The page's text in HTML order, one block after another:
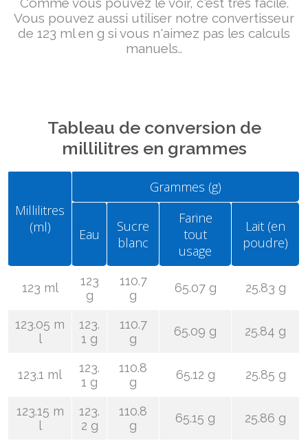
Vous pouvez aussi utiliser notre convertisseur
de 123 ml en g si vous n'aimez pas les calculs
manuels..
Tableau de conversion de
millilitres en grammes
Millilitres
(ml)
Grammes (g)
Eau
Sucre
blanc
Farine
tout
usage
Lait (en
poudre)
123 ml
123
g
110.7
g
65.07 g 25.83 g
123.05 m
l
123.
1 g
110.7
g
65.09 g 25.84 g
123.1 ml
123.
1 g
110.8
g
65.12 g 25.85 g
123.15 m
l
123.
2 g
110.8
g
65.15 g 25.86 g